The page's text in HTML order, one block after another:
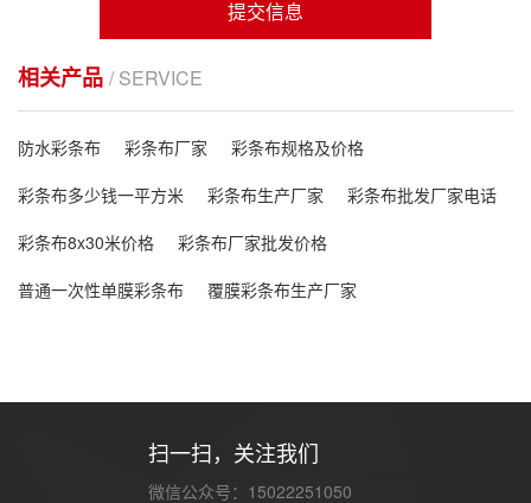
提交信息
相关产品 / SERVICE
防水彩条布 彩条布厂家
彩条布规格及价格
彩条布多少钱一平方米
彩条布生产厂家
彩条布批发厂家电话
彩条布8x30米价格
彩条布厂家批发价格
普通一次性单膜彩条布
覆膜彩条布生产厂家
扫一扫，关注我们
微信公众号：15022251050